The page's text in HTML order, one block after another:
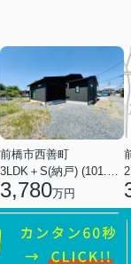
前橋市西善町
3,780万円